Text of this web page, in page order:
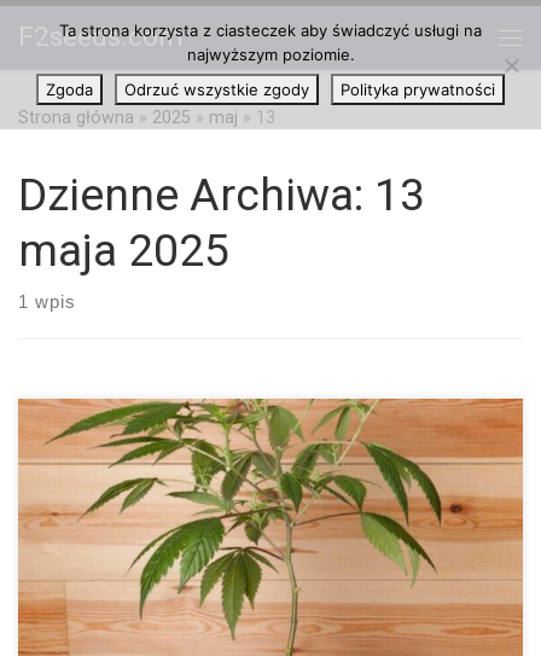
Przejdź do treści
F2seeds.com
Strona główna » 2025 » maj » 13
Dzienne Archiwa: 13
maja 2025
1 wpis
Jak wiedzą miłośnicy hydroponicznej uprawy marihuany, kontrola
pH ma kluczowe znaczenie dla osiągnięcia dobrych wyników
przy stosowaniu nawozów mineralnych i jest równie ważna, jak
nadzór nad innymi czynnikami środowiskowymi, takimi jak
temperatura i wentylacja. Wynika to z faktu, że aby wchłonąć
maksymalną liczbę składników odżywczych w odpowiednich
ilościach, rośliny konopi potrzebują wartości pH między 5,5 a
6,5, co naturalnie występuje podczas uprawy w glebie z
nawozami organicznymi dzięki pomysłowości Matki […]
Ta strona korzysta z ciasteczek aby świadczyć usługi na
najwyższym poziomie.
Zgoda
Odrzuć wszystkie zgody Polityka prywatności